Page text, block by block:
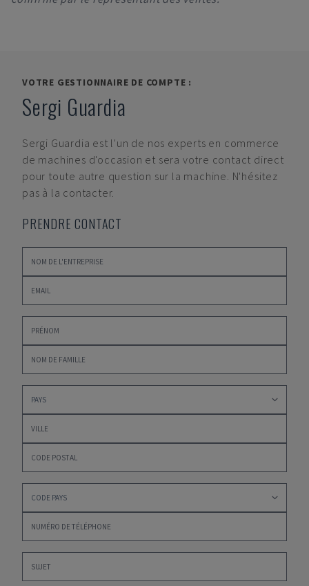
VOTRE GESTIONNAIRE DE COMPTE :
Sergi Guardia
Sergi Guardia est l'un de nos experts en commerce
de machines d'occasion et sera votre contact direct
pour toute autre question sur la machine. N'hésitez
pas à la contacter.
PRENDRE CONTACT